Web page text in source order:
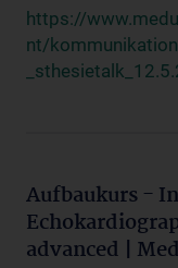
https://
nt/
Aufbaukurs -
advanced |